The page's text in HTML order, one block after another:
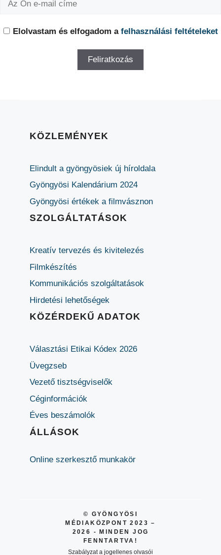
Elolvastam és elfogadom a felhasználási feltételeket
KÖZLEMÉNYEK
Elindult a gyöngyösiek új híroldala
Gyöngyösi Kalendárium 2024
Gyöngyösi értékek a filmvásznon
SZOLGÁLTATÁSOK
Kreatív tervezés és kivitelezés
Filmkészítés
Kommunikációs szolgáltatások
Hirdetési lehetőségek
KÖZÉRDEKŰ ADATOK
Választási Etikai Kódex 2026
Üvegzseb
Vezető tisztségviselők
Céginformációk
Éves beszámolók
ÁLLÁSOK
Online szerkesztő munkakör
© GYÖNGYÖSI
MÉDIAKÖZPONT 2023 –
2026 - MINDEN JOG
FENNTARTVA!
Szabályzat a jogellenes olvasói